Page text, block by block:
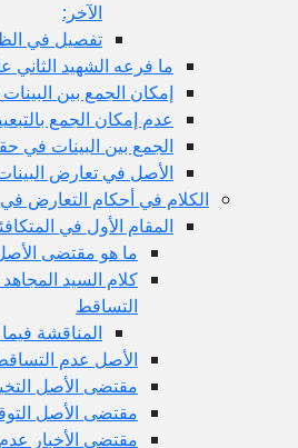
تفصيل في
ما فرعه الشهيد الثاني على
إمكان الجمع بين البينات
عدم إمكان الجمع بالتبعيض
الجمع بين البينات في حقوق
الأصل في تعارض البينات هي
الكلام في أحكام التعارض في
المقام الأول في المتكافئين
ما هو مقتضى الأصل
كلام السيد المجاهد
التساقط
المناقشة فيما
الأصل عدم التساقط و
مقتضى الأصل التخيير
مقتضى الأصل التوقف
مقتضى الأخبار عدم